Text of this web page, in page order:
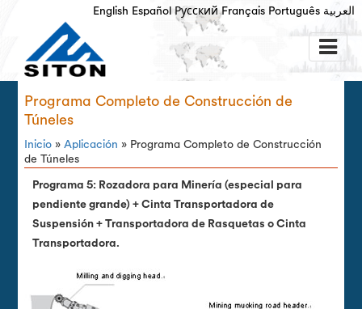
English Español Русский Français Português العربية
Programa Completo de Construcción de
Túneles
Inicio »Aplicación » Programa Completo de Construcción
de Túneles
Programa 5: Rozadora para Minería (especial para
pendiente grande) + Cinta Transportadora de
Suspensión + Transportadora de Rasquetas o Cinta
Transportadora.